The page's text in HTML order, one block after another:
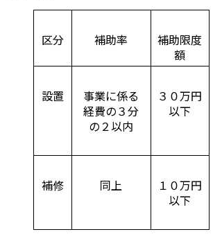
区分 補助率
補助限度
額
設置
事業に係る
経費の３分
の２以内
３０万円
以下
補修 同上
１０万円
以下